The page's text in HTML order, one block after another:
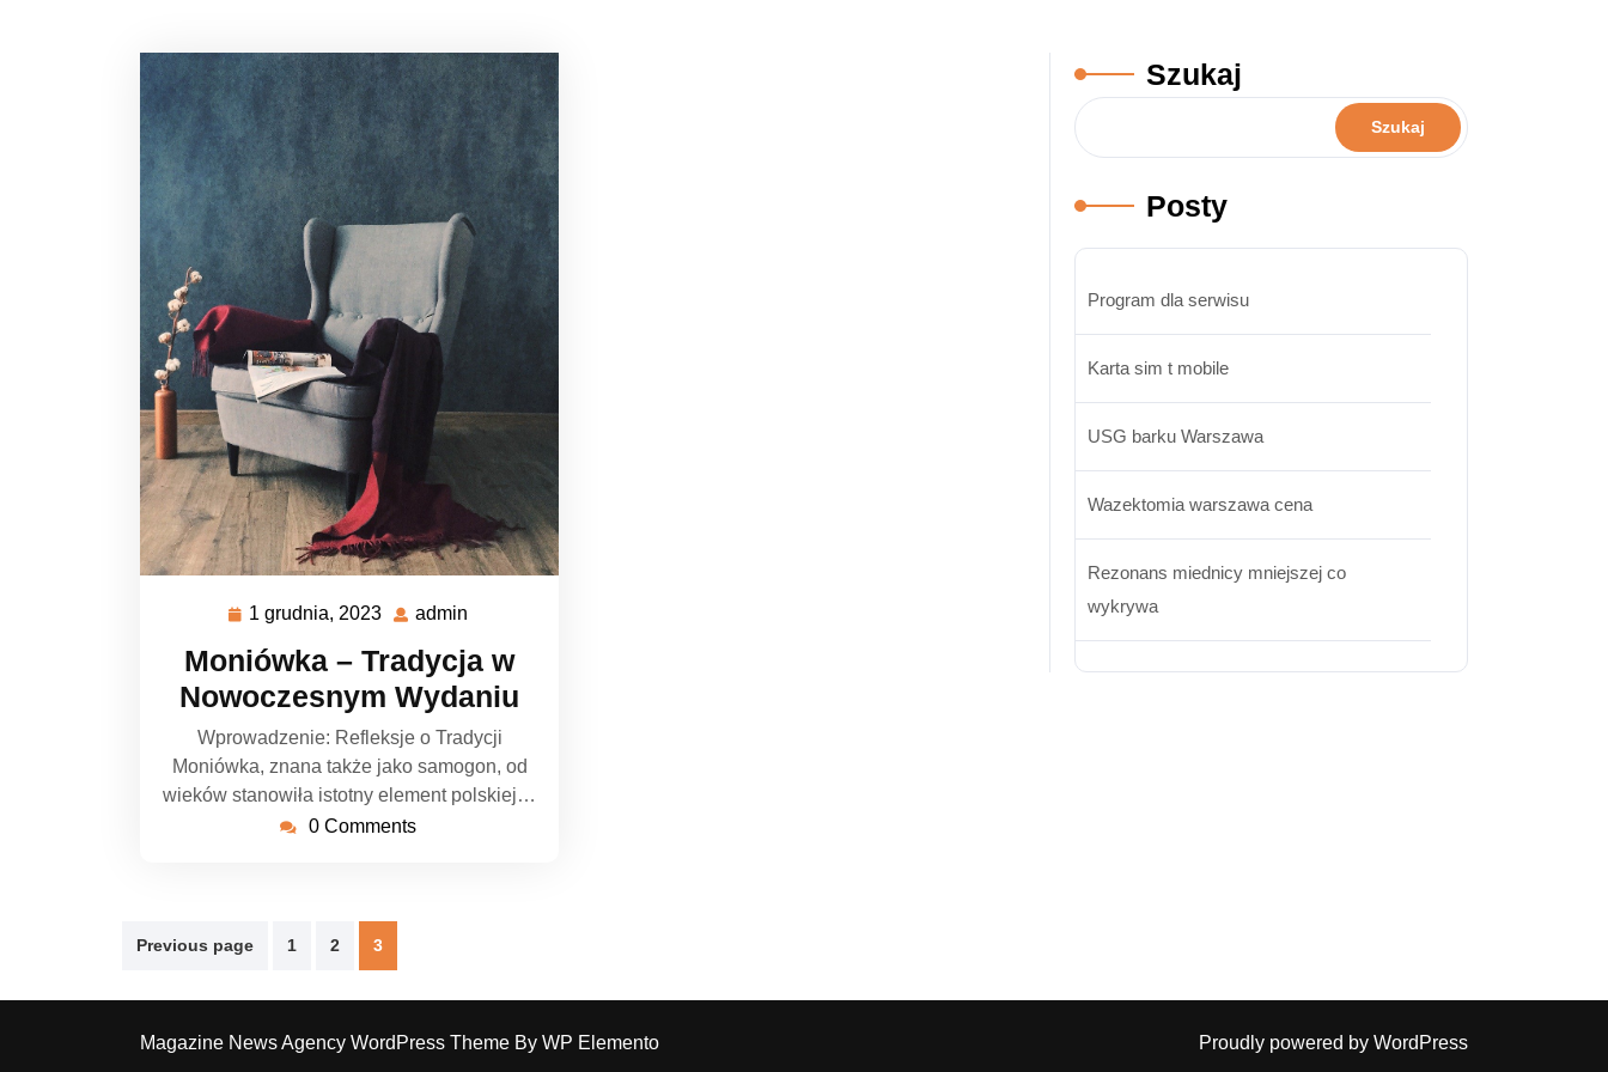
1 grudnia, 2023
2023
admin
Moniówka – Tradycja w
Nowoczesnym Wydaniu
Wprowadzenie: Refleksje o Tradycji
Moniówka, znana także jako samogon, od
wieków stanowiła istotny element polskiej…
0 Comments
Nawigacja
wpisach
Previous page 1 2 3
Szukaj
Szukaj
Posty
Program dla serwisu
Karta sim t mobile
USG barku Warszawa
Wazektomia warszawa cena
Rezonans miednicy mniejszej co
wykrywa
Magazine News Agency WordPress Theme By WP Elemento Proudly powered by WordPress